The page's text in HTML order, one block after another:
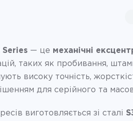
Series — це механічні
таких як пробивання,
високу точність,
для серійного та
виготовляється зі сталі